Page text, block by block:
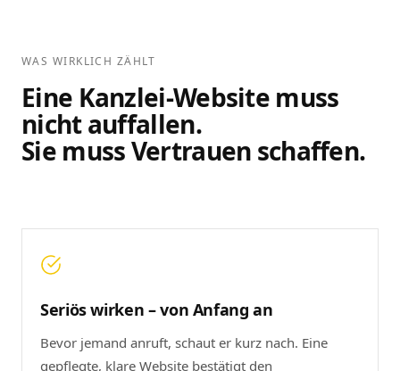
WAS WIRKLICH ZÄHLT
Eine Kanzlei-Website muss
nicht auffallen.
Sie muss Vertrauen schaffen.
Seriös wirken – von Anfang an
Bevor jemand anruft, schaut er kurz nach. Eine
gepflegte, klare Website bestätigt den